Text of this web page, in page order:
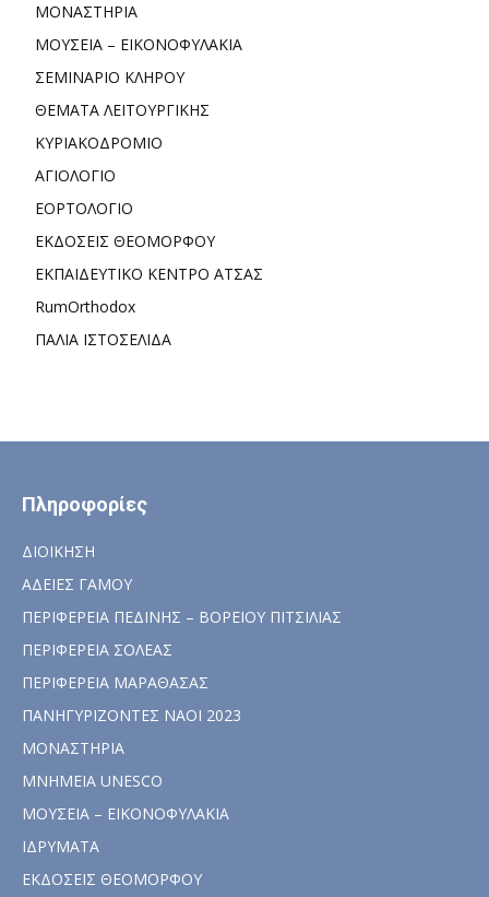
ΜΟΝΑΣΤΗΡΙΑ
ΜΟΥΣΕΙΑ – ΕΙΚΟΝΟΦΥΛΑΚΙΑ
ΣΕΜΙΝΑΡΙΟ ΚΛΗΡΟΥ
ΘΕΜΑΤΑ ΛΕΙΤΟΥΡΓΙΚΗΣ
ΚΥΡΙΑΚΟΔΡΟΜΙΟ
ΑΓΙΟΛΟΓΙΟ
ΕΟΡΤΟΛΟΓΙΟ
ΕΚΔΟΣΕΙΣ ΘΕΟΜΟΡΦΟΥ
ΕΚΠΑΙΔΕΥΤΙΚΟ ΚΕΝΤΡΟ ΑΤΣΑΣ
RumOrthodox
ΠΑΛΙΑ ΙΣΤΟΣΕΛΙΔΑ
Πληροφορίες
ΔΙΟΙΚΗΣΗ
ΑΔΕΙΕΣ ΓΑΜΟΥ
ΠΕΡΙΦΕΡΕΙΑ ΠΕΔΙΝΗΣ – ΒΟΡΕΙΟΥ ΠΙΤΣΙΛΙΑΣ
ΠΕΡΙΦΕΡΕΙΑ ΣΟΛΕΑΣ
ΠΕΡΙΦΕΡΕΙΑ ΜΑΡΑΘΑΣΑΣ
ΠΑΝΗΓΥΡΙΖΟΝΤΕΣ ΝΑΟΙ 2023
ΜΟΝΑΣΤΗΡΙΑ
ΜΝΗΜΕΙΑ UNESCO
ΜΟΥΣΕΙΑ – ΕΙΚΟΝΟΦΥΛΑΚΙΑ
ΙΔΡΥΜΑΤΑ
ΕΚΔΟΣΕΙΣ ΘΕΟΜΟΡΦΟΥ